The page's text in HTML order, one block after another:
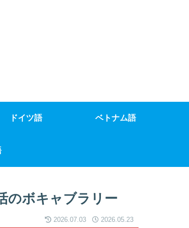
ドイツ語 ベトナム語
のボキャブラリー
2026.07.03 2026.05.23